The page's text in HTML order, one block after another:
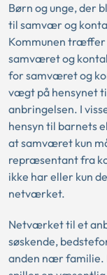
Børn og unge, der
til samvær og
Kommunen træffer
samværet og
for samværet og
vægt på hensynet
anbringelsen. I
hensyn til barnets
at samværet kun
repræsentant fra
ikke har eller kun
netværket.
Netværket til et
søskende,
anden nær familie.